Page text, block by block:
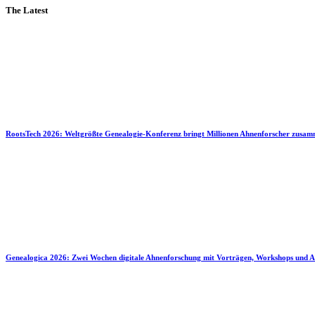
The Latest
RootsTech 2026: Weltgrößte Genealogie-Konferenz bringt Millionen Ahnenforscher
Genealogica 2026: Zwei Wochen digitale Ahnenforschung mit Vorträgen, Workshops und